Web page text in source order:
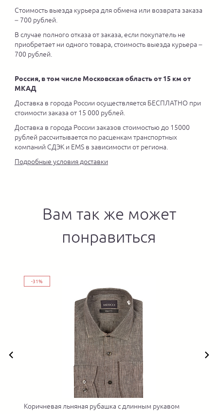
Стоимость выезда курьера для обмена или возврата заказа
– 700 рублей.
В случае полного отказа от заказа, если покупатель не
приобретает ни одного товара, стоимость выезда курьера –
700 рублей.
Россия, в том числе Московская область от 15 км от
МКАД
Доставка в города России осуществляется БЕСПЛАТНО при
стоимости заказа от 15 000 рублей.
Доставка в города России заказов стоимостью до 15000
рублей рассчитывается по расценкам транспортных
компаний СДЭК и EMS в зависимости от региона.
Подробные условия доставки
Вам так же может
понравиться
-31%
Коричневая льняная рубашка с длинным рукавом